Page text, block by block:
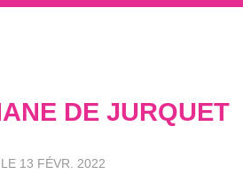
DE JURQUET
13 FÉVR. 2022